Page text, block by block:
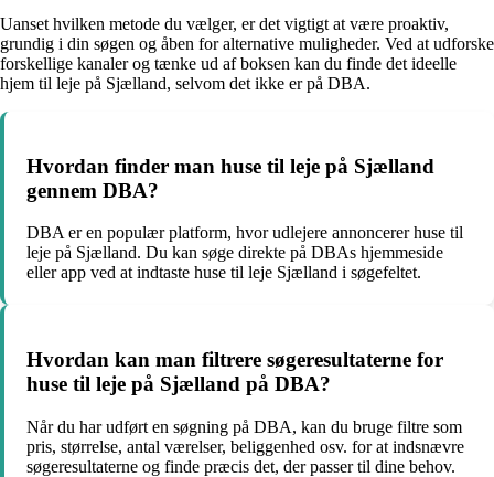
Uanset hvilken metode du vælger, er det vigtigt at være proaktiv,
grundig i din søgen og åben for alternative muligheder. Ved at udforske
forskellige kanaler og tænke ud af boksen kan du finde det ideelle
hjem til leje på Sjælland, selvom det ikke er på DBA.
Hvordan finder man huse til leje på Sjælland
gennem DBA?
DBA er en populær platform, hvor udlejere annoncerer huse til
leje på Sjælland. Du kan søge direkte på DBAs hjemmeside
eller app ved at indtaste huse til leje Sjælland i søgefeltet.
Hvordan kan man filtrere søgeresultaterne for
huse til leje på Sjælland på DBA?
Når du har udført en søgning på DBA, kan du bruge filtre som
pris, størrelse, antal værelser, beliggenhed osv. for at indsnævre
søgeresultaterne og finde præcis det, der passer til dine behov.